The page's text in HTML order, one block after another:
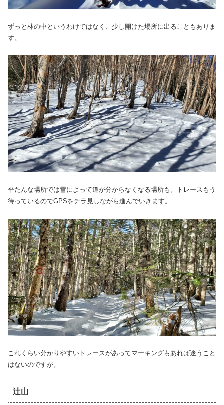
ずっと林の中というわけではなく、少し開けた場所に出ることもありま
す。
平たんな場所では雪によって道が分からなくなる場所も。トレースもう
待っているのでGPSをチラ見しながら進んでいきます。
これくらい分かりやすいトレースがあってマーキングもあれば迷うこと
はないのですが。
辻山